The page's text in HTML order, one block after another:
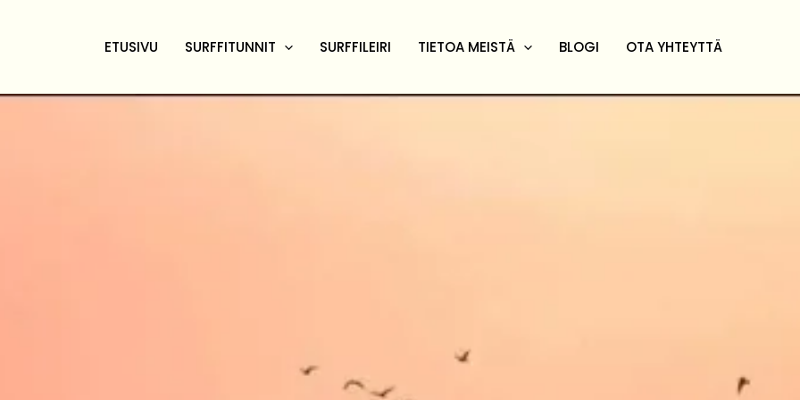
ETUSIVU SURFFITUNNIT SURFFILEIRI TIETOA MEISTÄ BLOGI OTA YHTEYTTÄ